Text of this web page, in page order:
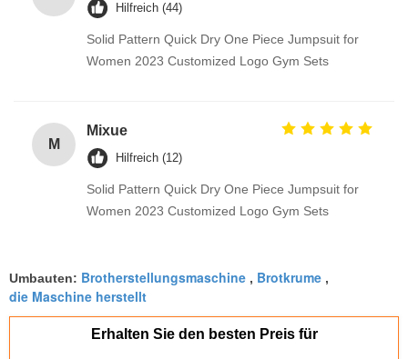
Hilfreich (44)
Solid Pattern Quick Dry One Piece Jumpsuit for
Women 2023 Customized Logo Gym Sets
M
Mixue
Hilfreich (12)
Solid Pattern Quick Dry One Piece Jumpsuit for
Women 2023 Customized Logo Gym Sets
Umbauten: Brotherstellungsmaschine , Brotkrume ,
die Maschine herstellt
Erhalten Sie den besten Preis für